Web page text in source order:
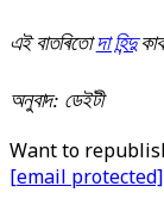
এই বাতৰিতোদা হিন্দু
অনুবাদ: ডেইটী
Want to
[email protected]